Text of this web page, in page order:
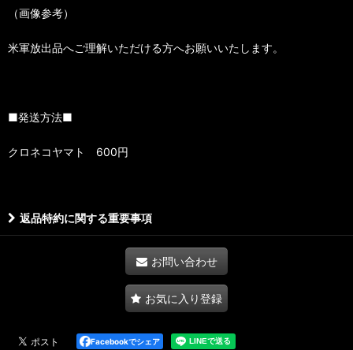
（画像参考）
米軍放出品へご理解いただける方へお願いいたします。
■発送方法■
クロネコヤマト 600円
返品特約に関する重要事項
お問い合わせ
お気に入り登録
Facebookでシェア